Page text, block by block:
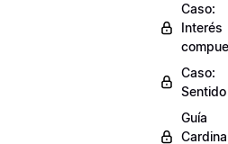
Caso:
Interés
Caso:
Sentido
Guía